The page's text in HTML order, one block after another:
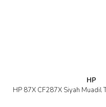
HP
HP 87X CF287X Siyah Muadil